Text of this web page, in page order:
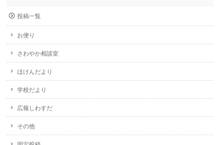
投稿一覧
お便り
さわやか相談室
ほけんだより
学校だより
広報しわすだ
その他